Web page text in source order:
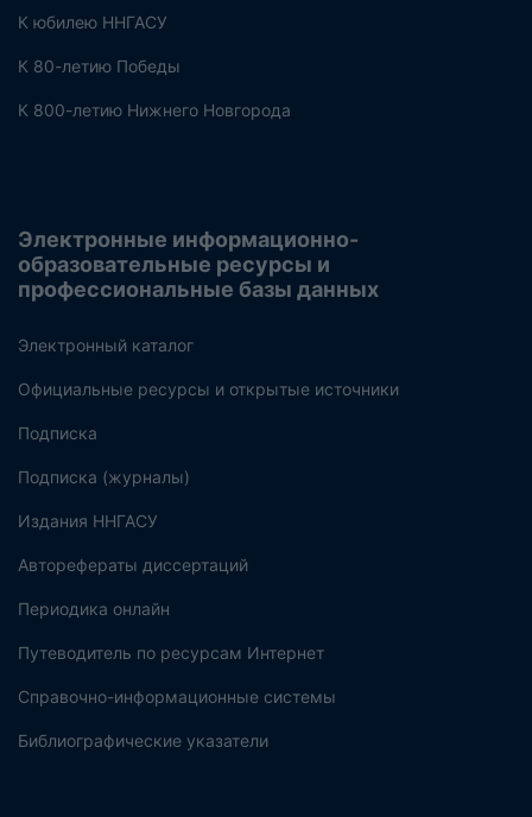
К юбилею ННГАСУ
К 80-летию Победы
К 800-летию Нижнего Новгорода
Электронные информационно-
образовательные ресурсы и
профессиональные базы данных
Электронный каталог
Официальные ресурсы и открытые источники
Подписка
Подписка (журналы)
Издания ННГАСУ
Авторефераты диссертаций
Периодика онлайн
Путеводитель по ресурсам Интернет
Справочно-информационные системы
Библиографические указатели